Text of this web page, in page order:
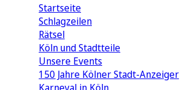
Startseite
Schlagzeilen
Rätsel
Köln und Stadtteile
Unsere Events
150 Jahre Kölner Stadt-Anzeiger